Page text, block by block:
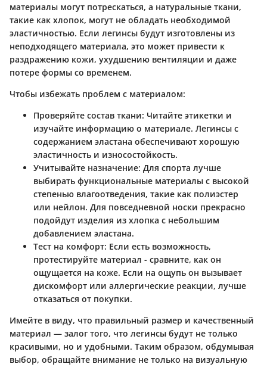
материалы могут потрескаться, а натуральные ткани,
такие как хлопок, могут не обладать необходимой
эластичностью. Если легинсы будут изготовлены из
неподходящего материала, это может привести к
раздражению кожи, ухудшению вентиляции и даже
потере формы со временем.
Чтобы избежать проблем с материалом:
Проверяйте состав ткани: Читайте этикетки и
изучайте информацию о материале. Легинсы с
содержанием эластана обеспечивают хорошую
эластичность и износостойкость.
Учитывайте назначение: Для спорта лучше
выбирать функциональные материалы с высокой
степенью влагоотведения, такие как полиэстер
или нейлон. Для повседневной носки прекрасно
подойдут изделия из хлопка с небольшим
добавлением эластана.
Тест на комфорт: Если есть возможность,
протестируйте материал - сравните, как он
ощущается на коже. Если на ощупь он вызывает
дискомфорт или аллергические реакции, лучше
отказаться от покупки.
Имейте в виду, что правильный размер и качественный
материал — залог того, что легинсы будут не только
красивыми, но и удобными. Таким образом, обдумывая
выбор, обращайте внимание не только на визуальную